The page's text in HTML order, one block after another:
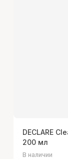
DECLARE
200 мл
В наличии